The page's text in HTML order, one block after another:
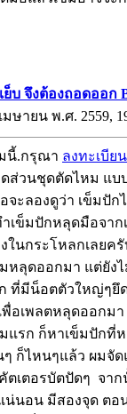
ย็บ จึงต้องถอดออก
มษายน พ.ศ. 2559,
นี้.กรุณา ลงทะเบียน
ส่วนชุดตัดไหม แ
จะลองดูว่า เข็มปั
ข็มปักหลุดมือจาก
ในกระโหลกเลยค
หลุดออกมา แต่ยั
ที่มีน็อตตัวใหญ่ๆยึ
อเพลตหลุดออกมา
แรก ก็หาเข็มปักที่
ก็ไหนๆแล้ว ผมจัด
ตเตอรบัตปัดๆ จา
น่นอน มีสองจุด ต